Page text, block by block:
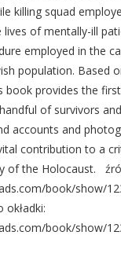
killing squad
of mentally-ill
employed in the
population. Based
book provides the
of survivors
accounts and
contribution to a
of the Holocaust.
book/show/
okładki:
book/show/